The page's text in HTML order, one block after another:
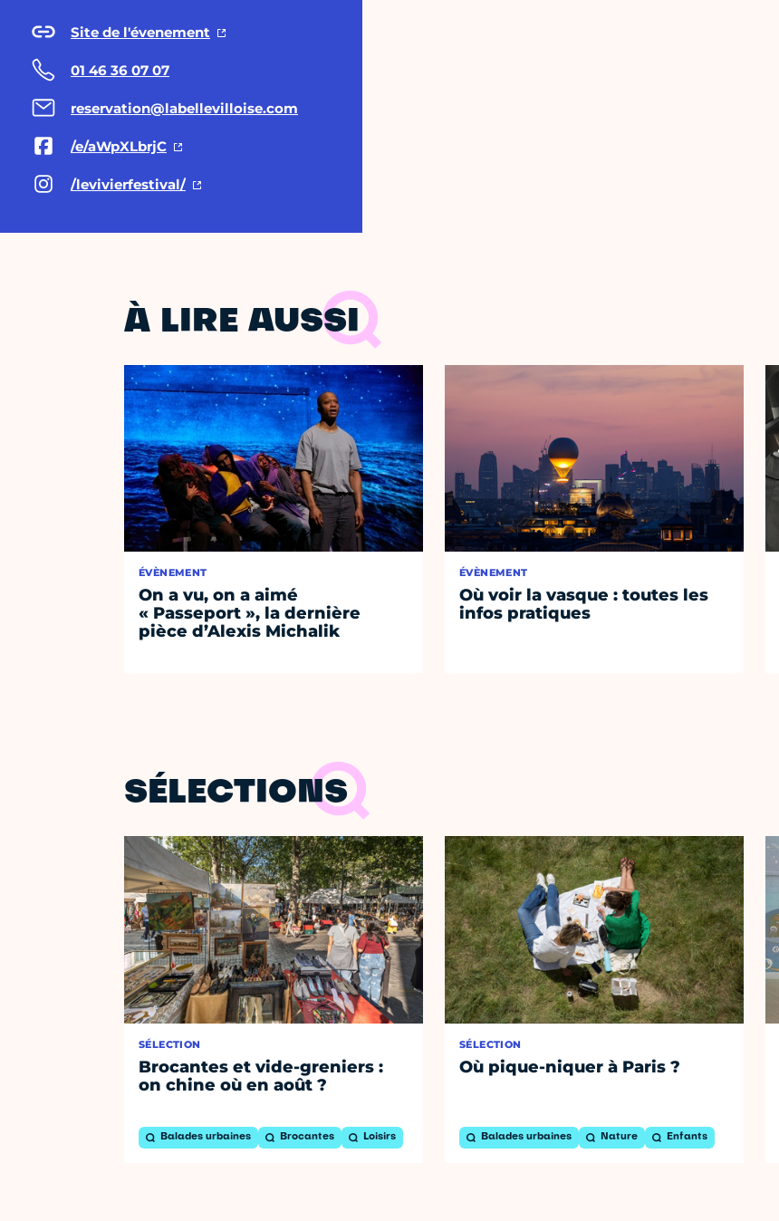
Site de l'évenement
01 46 36 07 07
reservation@labellevilloise.com
/e/aWpXLbrjC
/levivierfestival/
À LIRE AUSSI
ÉVÈNEMENT
On a vu, on a aimé
« Passeport », la dernière
pièce d’Alexis Michalik
ÉVÈNEMENT
Où voir la vasque : toutes les
infos pratiques
SÉLECTIONS
SÉLECTION
Brocantes et vide-greniers :
on chine où en août ?
Balades urbaines Brocantes Loisirs
SÉLECTION
Où pique-niquer à Paris ?
Balades urbaines Nature Enfants